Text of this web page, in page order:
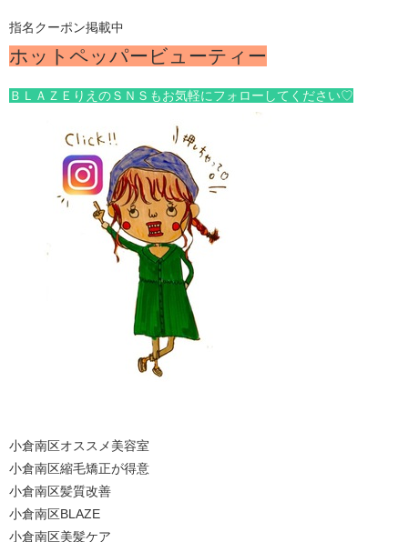
指名クーポン掲載中
ホットペッパービューティー
ＢＬＡＺＥりえのＳＮＳもお気軽にフォローしてください♡
小倉南区オススメ美容室
小倉南区縮毛矯正が得意
小倉南区髪質改善
小倉南区BLAZE
小倉南区美髪ケア